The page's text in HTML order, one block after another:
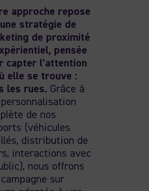
approche repose
stratégie de
de proximité
pensée
capter l’attention
elle se trouve :
les rues. Grâce à
de nos
(véhicules
distribution de
interactions avec
nous offrons
sur